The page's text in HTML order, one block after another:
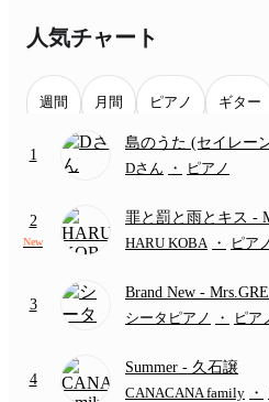
人気チャート
週間 月間 ピアノ ギター
1
島のうた (セイレー
(難易度:★★★★☆/歌
Dさん ・ ピアノ
2
New
罪と罰と雨とキス -
HARU KOBA
・ ピア
3
Brand New -
シータピアノ
・ ピア
4
Summer - 久石譲
CANACANA family ・